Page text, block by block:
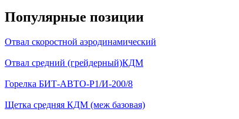
Популярные позиции
Отвал скоростной аэродинамический
Отвал средний (грейдерный)КДМ
Горелка БИТ-АВТО-Р1/И-200/8
Щетка средняя КДМ (меж базовая)